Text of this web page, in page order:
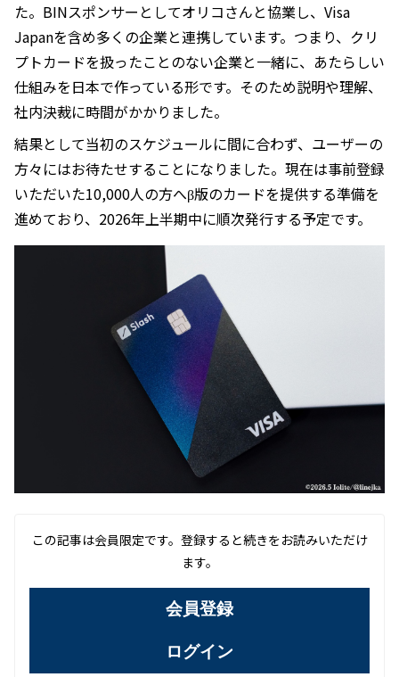
た。BINスポンサーとしてオリコさんと協業し、Visa
Japanを含め多くの企業と連携しています。つまり、クリ
プトカードを扱ったことのない企業と一緒に、あたらしい
仕組みを日本で作っている形です。そのため説明や理解、
社内決裁に時間がかかりました。
結果として当初のスケジュールに間に合わず、ユーザーの
方々にはお待たせすることになりました。現在は事前登録
いただいた10,000人の方へβ版のカードを提供する準備を
進めており、2026年上半期中に順次発行する予定です。
この記事は会員限定です。登録すると続きをお読みいただけ
ます。
会員登録
ログイン